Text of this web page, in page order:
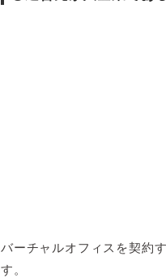
バーチャルオフィスを契約
す。